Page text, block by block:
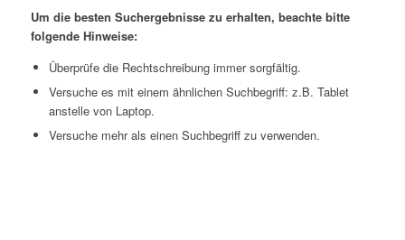
Um die besten Suchergebnisse zu erhalten, beachte bitte
folgende Hinweise:
Überprüfe die Rechtschreibung immer sorgfältig.
Versuche es mit einem ähnlichen Suchbegriff: z.B. Tablet
anstelle von Laptop.
Versuche mehr als einen Suchbegriff zu verwenden.